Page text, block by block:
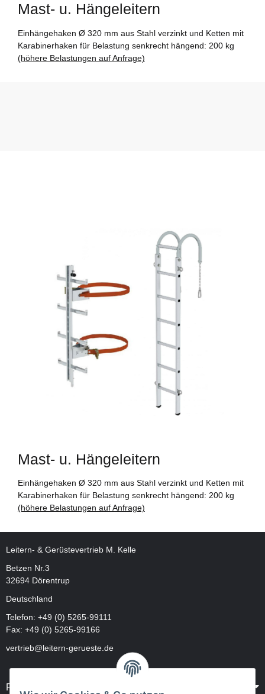
Mast- u. Hängeleitern
Einhängehaken Ø 320 mm aus Stahl verzinkt und Ketten mit
Karabinerhaken für Belastung senkrecht hängend: 200 kg
(höhere Belastungen auf Anfrage)
Mast- u. Hängeleitern
Einhängehaken Ø 320 mm aus Stahl verzinkt und Ketten mit
Karabinerhaken für Belastung senkrecht hängend: 200 kg
(höhere Belastungen auf Anfrage)
Leitern- & Gerüstevertrieb M. Kelle
Betzen Nr.3
32694 Dörentrup
Deutschland
Telefon: +49 (0) 5265-99111
Fax: +49 (0) 5265-99166
vertrieb@leitern-gerueste.de
Rechtliches